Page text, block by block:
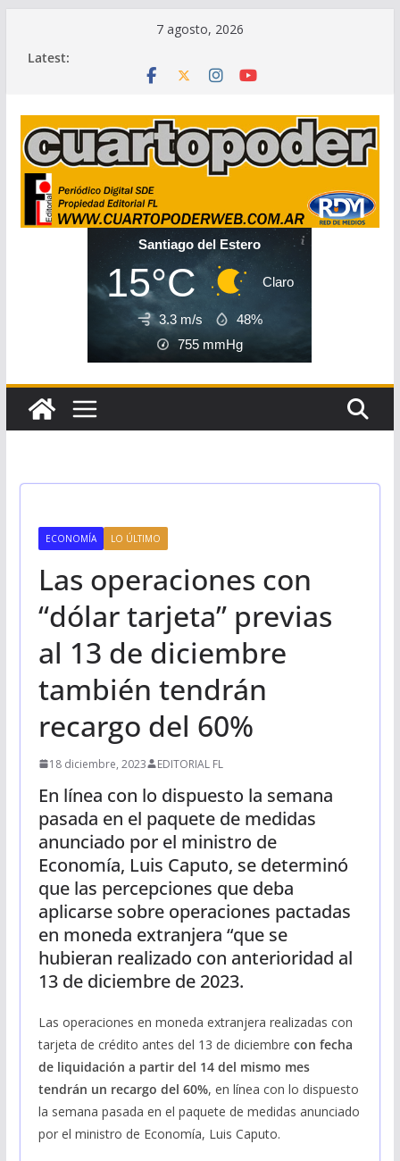
7 agosto, 2026
Latest:
Santiago del Estero
15°C Claro
3.3 m/s
48%
755 mmHg
ECONOMÍA LO ÚLTIMO
Las operaciones con
“dólar tarjeta” previas
al 13 de diciembre
también tendrán
recargo del 60%
18 diciembre, 2023 EDITORIAL FL
En línea con lo dispuesto la semana
pasada en el paquete de medidas
anunciado por el ministro de
Economía, Luis Caputo, se determinó
que las percepciones que deba
aplicarse sobre operaciones pactadas
en moneda extranjera “que se
hubieran realizado con anterioridad al
13 de diciembre de 2023.
Las operaciones en moneda extranjera realizadas con
tarjeta de crédito antes del 13 de diciembre con fecha
de liquidación a partir del 14 del mismo mes
tendrán un recargo del 60%, en línea con lo dispuesto
la semana pasada en el paquete de medidas anunciado
por el ministro de Economía, Luis Caputo.